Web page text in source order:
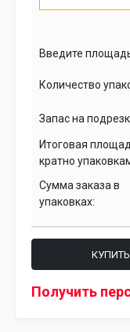
Введите
Количество
Запас на
Итоговая
кратно
Сумма заказа в
упаковках:
КУПИТЬ
Получить